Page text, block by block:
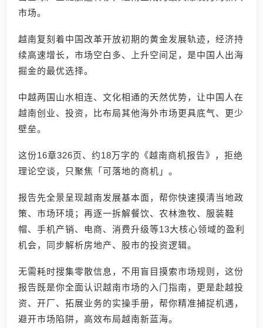
市场。
越南复刻着中国改革开放初期的黄金发展轨迹，经济持
续高速增长，市场空白多、上升空间足，是中国人出海
掘金的最优选择。
中越两国山水相连、文化相通的天然优势，让中国人在
越南创业、投资，比布局其他海外市场更具底气、更少
壁垒。
这份16章326页、约18万字的《越南商机报告》，拒绝
理论空谈，只聚焦「可落地的商机」。
报告先全景呈现越南发展基本面，帮你快速摸清当地政
策、市场环境；再逐一拆解餐饮、农林渔牧、服装鞋
帽、手机产销、电商、消费升级等13大核心领域的盈利
机会，同步解析房地产、股市的投资逻辑。
无需耗时搜集零散信息，不用盲目摸索市场规则，这份
报告既是你全面认识越南市场的入门指南，更是赴越投
资、开厂、拓展业务的实操手册，帮你精准捕捉机遇，
避开市场陷阱，高效布局越南新蓝海。